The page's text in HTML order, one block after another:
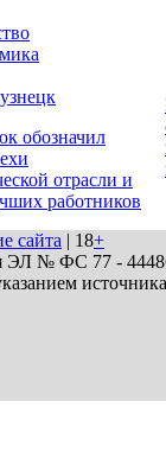
обозначил
отрасли и
работников
сайта | 18+
№ ФС 77 - 44486